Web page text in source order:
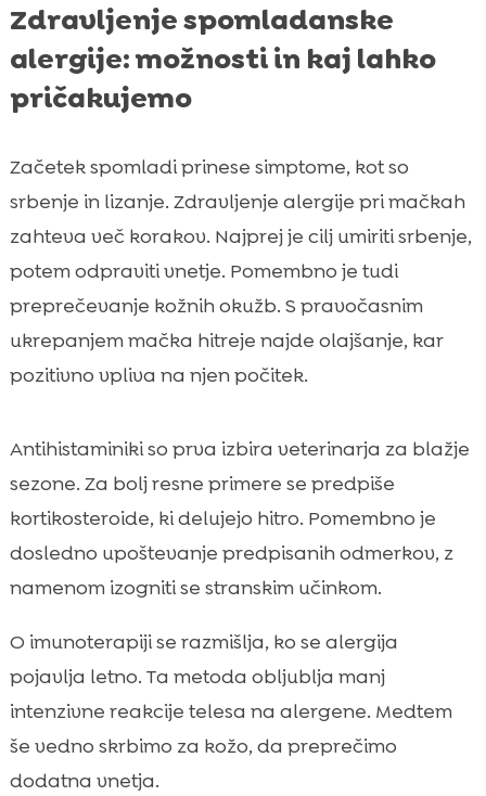
Zdravljenje spomladanske
alergije: možnosti in kaj lahko
pričakujemo
Začetek spomladi prinese simptome, kot so
srbenje in lizanje. Zdravljenje alergije pri mačkah
zahteva več korakov. Najprej je cilj umiriti srbenje,
potem odpraviti vnetje. Pomembno je tudi
preprečevanje kožnih okužb. S pravočasnim
ukrepanjem mačka hitreje najde olajšanje, kar
pozitivno vpliva na njen počitek.
Antihistaminiki so prva izbira veterinarja za blažje
sezone. Za bolj resne primere se predpiše
kortikosteroide, ki delujejo hitro. Pomembno je
dosledno upoštevanje predpisanih odmerkov, z
namenom izogniti se stranskim učinkom.
O imunoterapiji se razmišlja, ko se alergija
pojavlja letno. Ta metoda obljublja manj
intenzivne reakcije telesa na alergene. Medtem
še vedno skrbimo za kožo, da preprečimo
dodatna vnetja.